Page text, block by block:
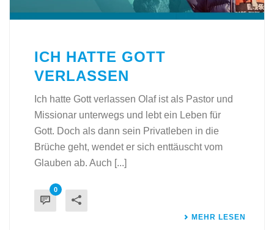
ICH HATTE GOTT
VERLASSEN
Ich hatte Gott verlassen Olaf ist als Pastor und
Missionar unterwegs und lebt ein Leben für
Gott. Doch als dann sein Privatleben in die
Brüche geht, wendet er sich enttäuscht vom
Glauben ab. Auch [...]
0
MEHR LESEN